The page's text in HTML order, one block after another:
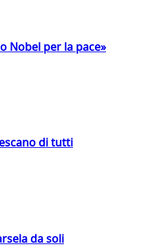
Nobel per la pace»
di tutti
da soli